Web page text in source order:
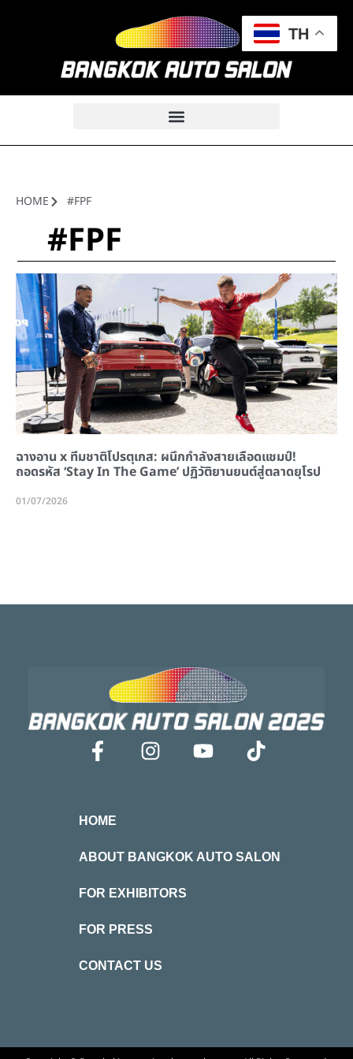
HOME #FPF
#FPF
ฉางอาน x ทีมชาติโปรตุเกส: ผนึกกำลังสายเลือดแชมป์!
ถอดรหัส ‘Stay In The Game’ ปฏิวัติยานยนต์สู่ตลาดยุโรป
01/07/2026
HOME
ABOUT BANGKOK AUTO SALON
FOR EXHIBITORS
FOR PRESS
CONTACT US
TH